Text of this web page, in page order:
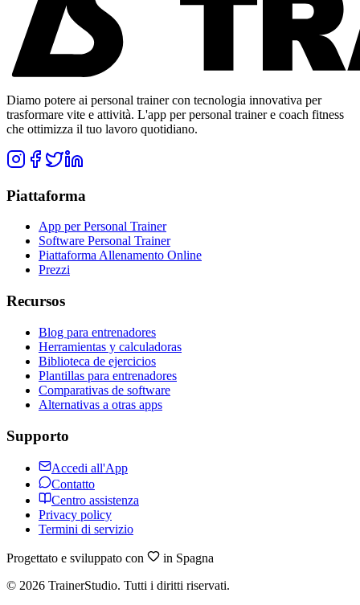
Diamo potere ai personal trainer con tecnologia innovativa per
trasformare vite e attività. L'app per personal trainer e coach fitness
che ottimizza il tuo lavoro quotidiano.
Piattaforma
App per Personal Trainer
Software Personal Trainer
Piattaforma Allenamento Online
Prezzi
Recursos
Blog para entrenadores
Herramientas y calculadoras
Biblioteca de ejercicios
Plantillas para entrenadores
Comparativas de software
Alternativas a otras apps
Supporto
Accedi all'App
Contatto
Centro assistenza
Privacy policy
Termini di servizio
Progettato e sviluppato con
in Spagna
© 2026 TrainerStudio. Tutti i diritti riservati.